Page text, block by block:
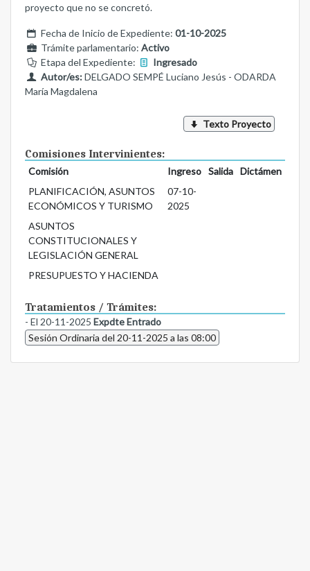
proyecto que no se concretó.
Fecha de Inicio de Expediente: 01-10-2025
Trámite parlamentario: Activo
Etapa del Expediente:
Ingresado
Autor/es:DELGADO SEMPÉ Luciano Jesús - ODARDA
María Magdalena
Texto Proyecto
Comisiones Intervinientes:
Comisión Ingreso Salida
Dictámen
PLANIFICACIÓN, ASUNTOS
ECONÓMICOS Y TURISMO
07-10-
2025
ASUNTOS
CONSTITUCIONALES Y
LEGISLACIÓN GENERAL
PRESUPUESTO Y HACIENDA
Tratamientos / Trámites:
- El 20-11-2025 Expdte Entrado
Sesión Ordinaria del 20-11-2025 a las 08:00